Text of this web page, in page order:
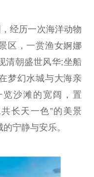
经历一次海洋动物
区，一赏渔女婀娜
清朝盛世风华;坐船
梦幻水城与大海亲
沙滩的宽阔，置
长天一色”的美景
宁静与安乐。